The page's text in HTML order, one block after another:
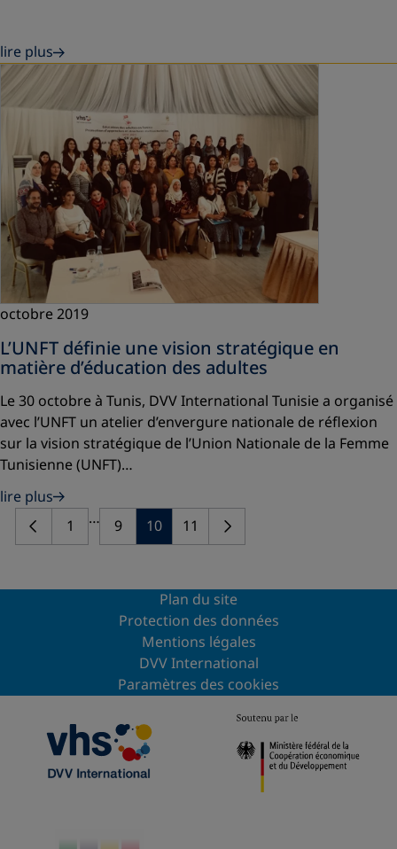
lire plus
octobre 2019
L’UNFT définie une vision stratégique en
matière d’éducation des adultes
Le 30 octobre à Tunis, DVV International Tunisie a organisé
avec l’UNFT un atelier d’envergure nationale de réflexion
sur la vision stratégique de l’Union Nationale de la Femme
Tunisienne (UNFT)…
lire plus
1
… 9 10 11
Plan du site
Protection des données
Mentions légales
DVV International
Paramètres des cookies